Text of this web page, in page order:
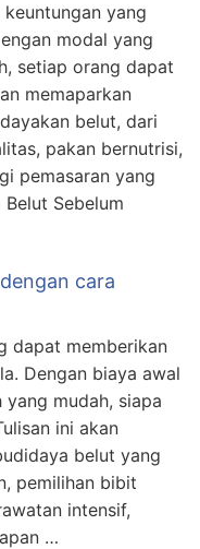
yang
modal yang
setiap orang dapat
memaparkan
belut, dari
pakan bernutrisi,
pemasaran yang
Sebelum
cara
dapat memberikan
Dengan biaya awal
mudah, siapa
ini akan
belut yang
pemilihan bibit
intensif,
…